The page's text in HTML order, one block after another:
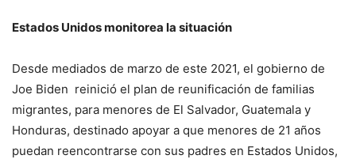
Estados Unidos monitorea la situación
Desde mediados de marzo de este 2021, el gobierno de
Joe Biden reinició el plan de reunificación de familias
migrantes, para menores de El Salvador, Guatemala y
Honduras, destinado apoyar a que menores de 21 años
puedan reencontrarse con sus padres en Estados Unidos,